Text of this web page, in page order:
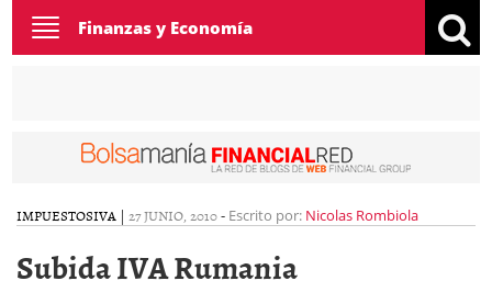
Toggle
navigation
Finanzas y Economía
IMPUESTOSIVA | 27 JUNIO, 2010- Escrito por: Nicolas Rombiola
Subida IVA Rumania